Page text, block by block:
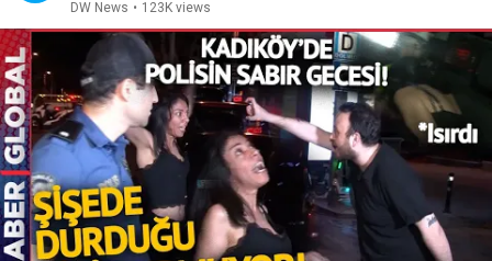
DW News • 123K views